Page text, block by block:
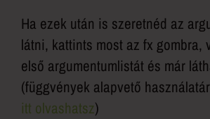
Ha ezek után is szeretnéd az
látni, kattints most az fx gombra,
első argumentumlistát és már
(függvények alapvető
itt olvashatsz)